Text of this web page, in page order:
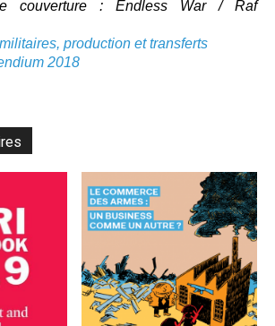
couverture : Endless War / Raf
production et transferts
2018